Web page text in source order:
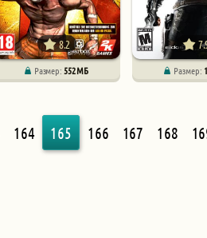
8.2
Размер:552 МБ Размер:
164 165 166 167 168